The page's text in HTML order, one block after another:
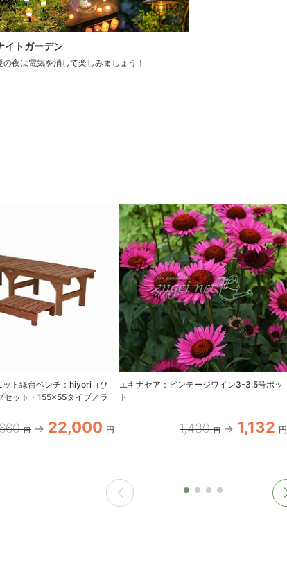
イトガーデン
の夜は電気を消して楽しみましょう！
ト縁台ベンチ：hiyori（ひ
セット・155×55タイプ／ラ
円 22,000 円
エキナセア：ビンテージワイン3-3.5号ポッ
ト
1,430 円 1,132 円